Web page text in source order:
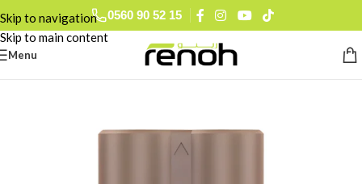
Skip to navigation
Skip to main content
0560 90 52 15
Menu